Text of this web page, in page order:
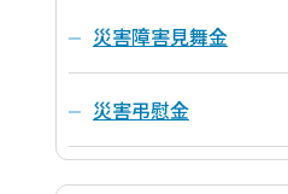
災害障害見舞金
災害弔慰金